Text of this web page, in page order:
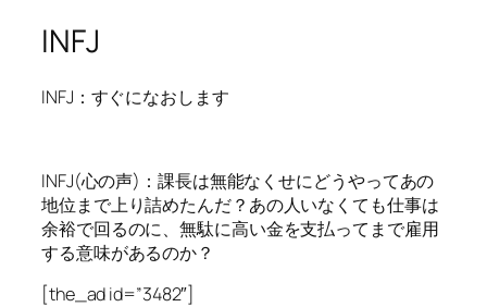
INFJ
INFJ：すぐになおします
INFJ(心の声)：課長は無能なくせにどうやってあの
地位まで上り詰めたんだ？あの人いなくても仕事は
余裕で回るのに、無駄に高い金を支払ってまで雇用
する意味があるのか？
[the_ad id=”3482″]